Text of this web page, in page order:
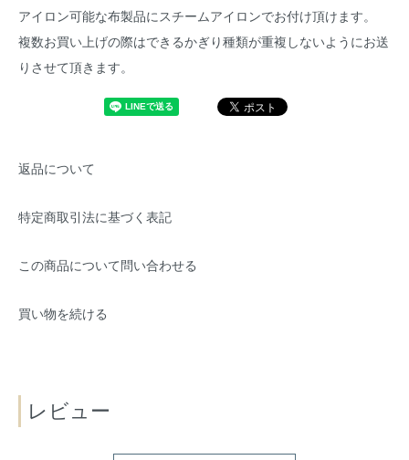
アイロン可能な布製品にスチームアイロンでお付け頂けます。
複数お買い上げの際はできるかぎり種類が重複しないようにお送
りさせて頂きます。
返品について
特定商取引法に基づく表記
この商品について問い合わせる
買い物を続ける
レビュー